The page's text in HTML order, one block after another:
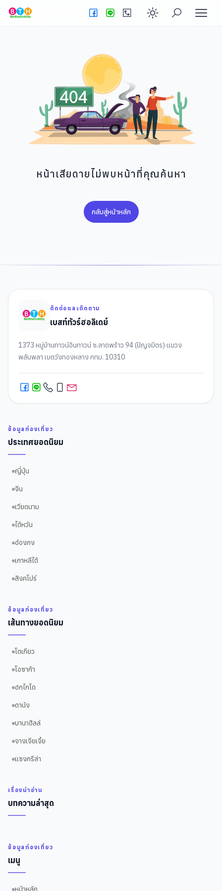
Enable dark
หน้าเสียดายไม่พบหน้าที่คุณค้นหา
กลับสู่หน้าหลัก
ติดต่อและติดตาม
เบสท์ทัวร์ฮอลิเดย์
1373 หมู่บ้านทาวน์อินทาวน์ ซ.ลาดพร้าว 94 (ปัญจมิตร) แขวง
พลับพลา เขตวังทองหลาง กทม. 10310
ข้อมูลท่องเที่ยว
ประเทศยอดนิยม
ญี่ปุ่น
จีน
เวียดนาม
ไต้หวัน
ฮ่องกง
เกาหลีใต้
สิงคโปร์
ข้อมูลท่องเที่ยว
เส้นทางยอดนิยม
โตเกียว
โอซาก้า
ฮกไกโด
ดานัง
บานาฮิลล์
จางเจียเจี้ย
แซงกรีล่า
เรื่องน่าอ่าน
บทความล่าสุด
ข้อมูลท่องเที่ยว
เมนู
หน้าหลัก